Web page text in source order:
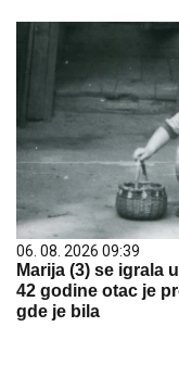
06. 08. 2026 09:39
Marija (3) se igrala
42 godine otac je
gde je bila